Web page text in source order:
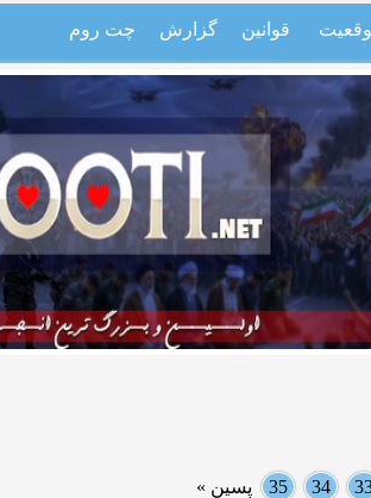
قوانین گزارش چت روم
34
35 پسین »